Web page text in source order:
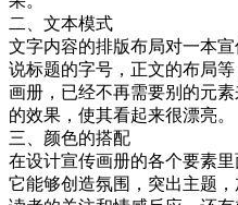
二、文本模式
文字内容的排版布局对一本
说标题的字号，正文的布局
画册，已经不再需要别的元
的效果，使其看起来很漂亮。
三、颜色的搭配
在设计宣传画册的各个要素
它能够创造氛围，突出主题